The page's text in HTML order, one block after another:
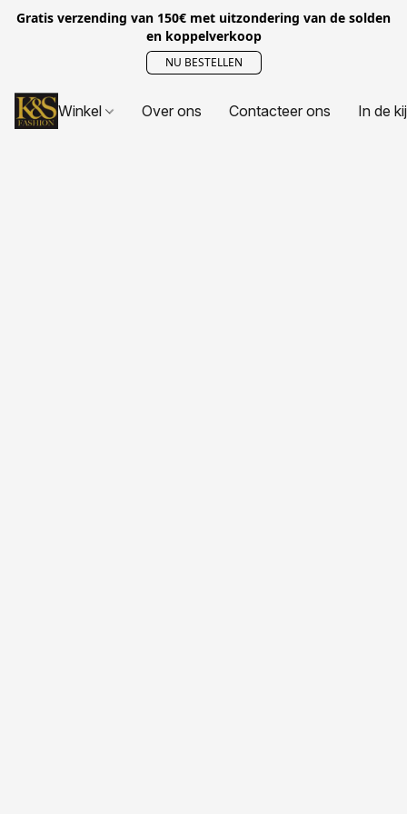
Gratis verzending van 150€ met uitzondering van de solden
en koppelverkoop
NU BESTELLEN
Winkel Over ons Contacteer ons In de